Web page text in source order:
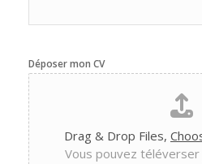
Déposer mon CV
Drag & Drop Files,
Vous pouvez téléverser